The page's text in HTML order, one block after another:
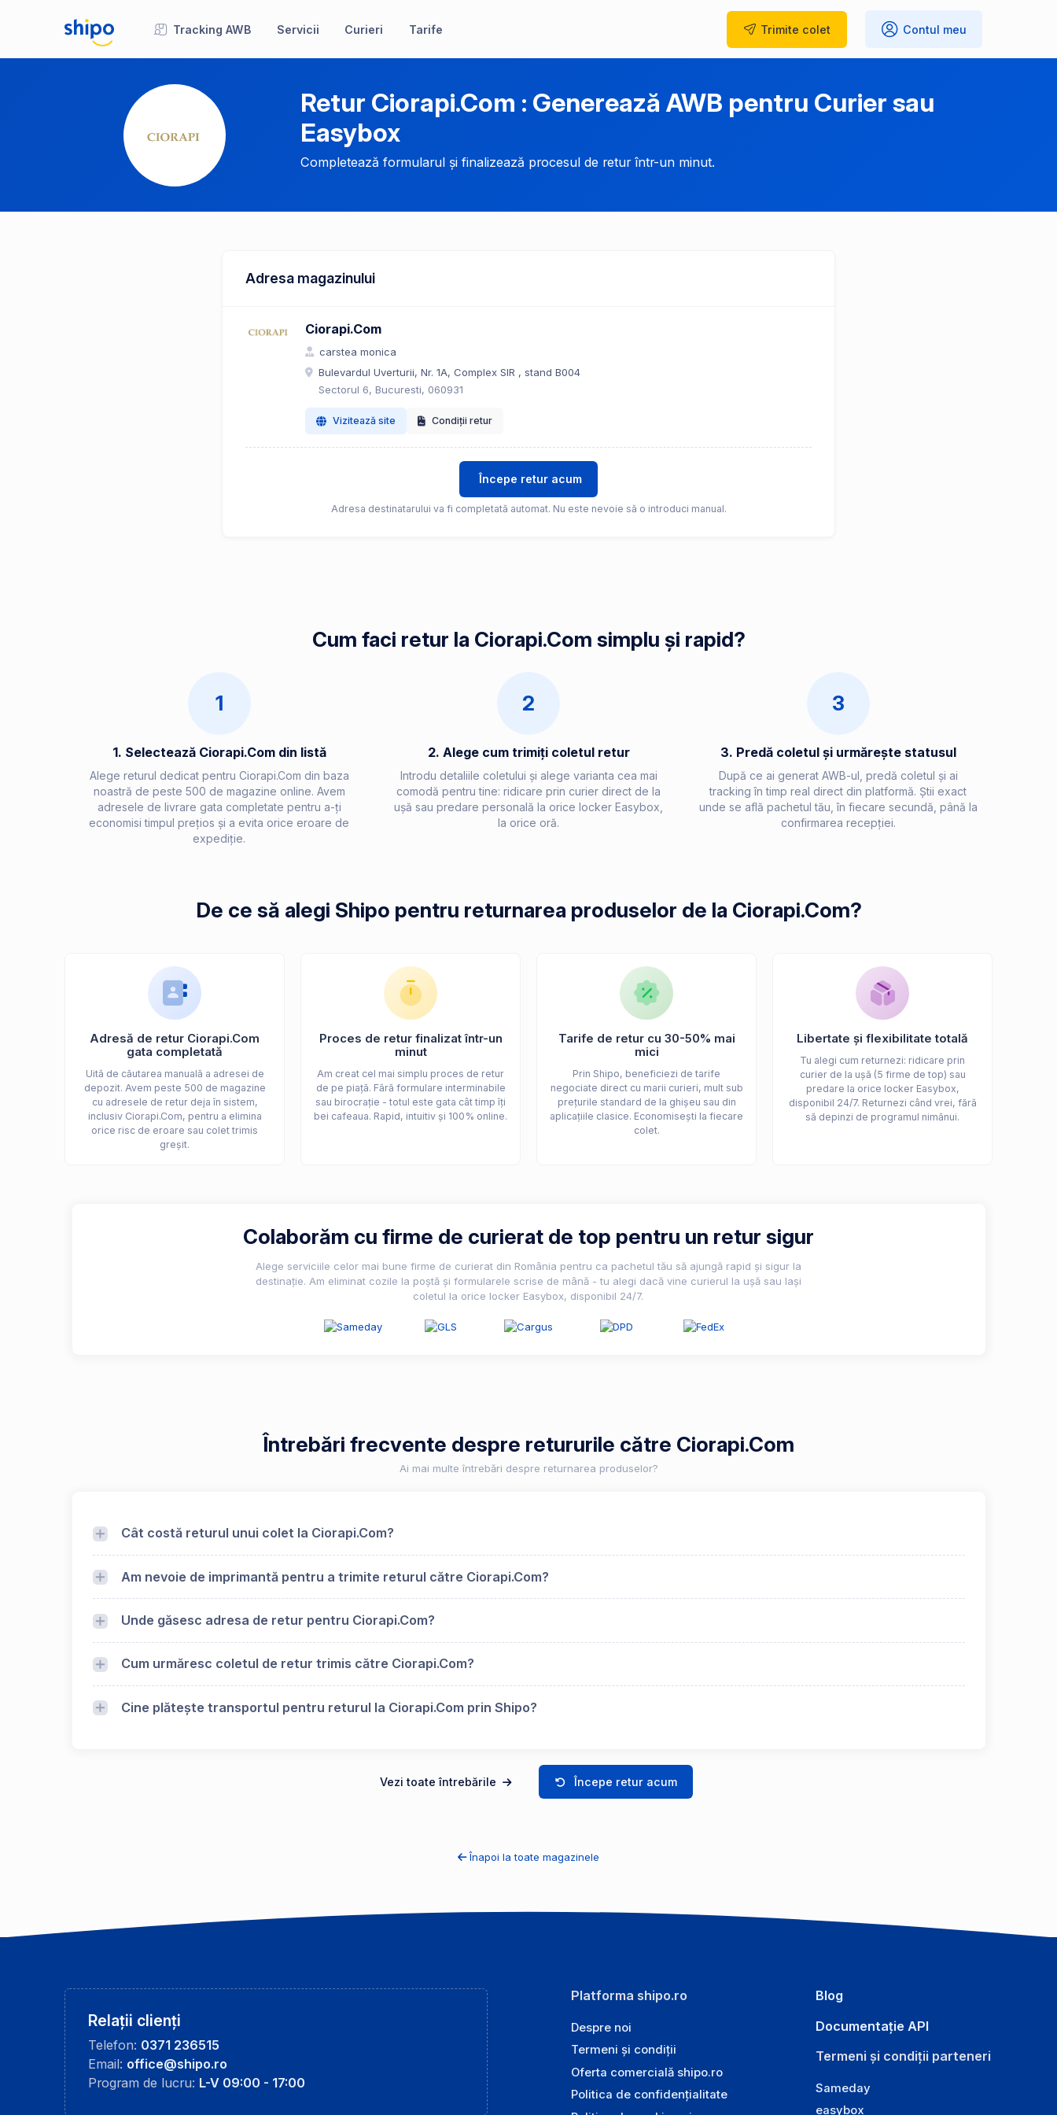
Tracking AWB Servicii Curieri Tarife Trimite colet Contul meu
Retur Ciorapi.Com : Generează AWB pentru Curier sau
Easybox
Completează formularul și finalizează procesul de retur într-un minut.
Adresa magazinului
Ciorapi.Com
carstea monica
Bulevardul Uverturii, Nr. 1A, Complex SIR , stand B004
Sectorul 6, Bucuresti, 060931
Vizitează site Condiții retur
Începe retur acum
Adresa destinatarului va fi completată automat. Nu este nevoie să o introduci manual.
Cum faci retur la Ciorapi.Com simplu și rapid?
1
1. Selectează Ciorapi.Com din listă
Alege returul dedicat pentru Ciorapi.Com din baza
noastră de peste 500 de magazine online. Avem
adresele de livrare gata completate pentru a-ți
economisi timpul prețios și a evita orice eroare de
expediție.
2
2. Alege cum trimiți coletul retur
Introdu detaliile coletului și alege varianta cea mai
comodă pentru tine: ridicare prin curier direct de la
ușă sau predare personală la orice locker Easybox,
la orice oră.
3
3. Predă coletul și urmărește statusul
După ce ai generat AWB-ul, predă coletul și ai
tracking în timp real direct din platformă. Știi exact
unde se află pachetul tău, în fiecare secundă, până la
confirmarea recepției.
De ce să alegi Shipo pentru returnarea produselor de la Ciorapi.Com?
Adresă de retur Ciorapi.Com
gata completată
Uită de căutarea manuală a adresei de
depozit. Avem peste 500 de magazine
cu adresele de retur deja în sistem,
inclusiv Ciorapi.Com, pentru a elimina
orice risc de eroare sau colet trimis
greșit.
Proces de retur finalizat într-un
minut
Am creat cel mai simplu proces de retur
de pe piață. Fără formulare interminabile
sau birocrație - totul este gata cât timp îți
bei cafeaua. Rapid, intuitiv și 100% online.
Tarife de retur cu 30-50% mai
mici
Prin Shipo, beneficiezi de tarife
negociate direct cu marii curieri, mult sub
prețurile standard de la ghișeu sau din
aplicațiile clasice. Economisești la fiecare
colet.
Libertate și flexibilitate totală
Tu alegi cum returnezi: ridicare prin
curier de la ușă (5 firme de top) sau
predare la orice locker Easybox,
disponibil 24/7. Returnezi când vrei, fără
să depinzi de programul nimănui.
Colaborăm cu firme de curierat de top pentru un retur sigur
Alege serviciile celor mai bune firme de curierat din România pentru ca pachetul tău să ajungă rapid și sigur la
destinație. Am eliminat cozile la poștă și formularele scrise de mână - tu alegi dacă vine curierul la ușă sau lași
coletul la orice locker Easybox, disponibil 24/7.
Întrebări frecvente despre retururile către Ciorapi.Com
Ai mai multe întrebări despre returnarea produselor?
Cât costă returul unui colet la Ciorapi.Com?
Am nevoie de imprimantă pentru a trimite returul către Ciorapi.Com?
Unde găsesc adresa de retur pentru Ciorapi.Com?
Cum urmăresc coletul de retur trimis către Ciorapi.Com?
Cine plătește transportul pentru returul la Ciorapi.Com prin Shipo?
Vezi toate întrebările Începe retur acum
Înapoi la toate magazinele
Relații clienți
Telefon: 0371 236515
Email: office@shipo.ro
Program de lucru: L-V 09:00 - 17:00
Platforma shipo.ro
Despre noi
Termeni și condiții
Oferta comercială shipo.ro
Politica de confidențialitate
Blog
Documentație API
Termeni și condiții parteneri
Sameday
easybox